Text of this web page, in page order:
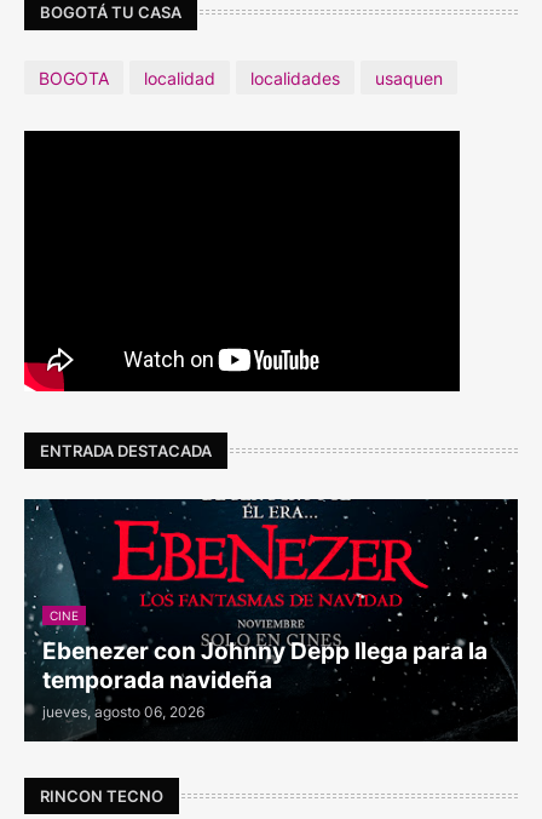
BOGOTÁ TU CASA
BOGOTA localidad localidades usaquen
ENTRADA DESTACADA
CINE
Ebenezer con Johnny Depp llega para la
temporada navideña
jueves, agosto 06, 2026
RINCON TECNO